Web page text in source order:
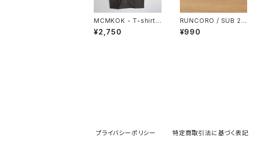
MCMKOK - T-shirt /
C.Gray
¥2,750
RUNCORO / SUB 2:5
0
¥990
プライバシーポリシー 特定商取引法に基づく表記